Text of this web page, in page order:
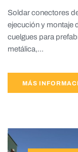
Soldar conectores
ejecución y montaje
cuelgues para
metálica,...
MÁS